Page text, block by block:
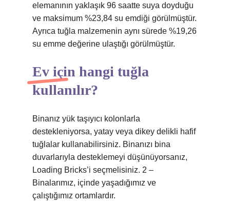
elemanının yaklaşık 96 saatte suya doyduğu
ve maksimum %23,84 su emdiği görülmüştür.
Ayrıca tuğla malzemenin aynı sürede %19,26
su emme değerine ulaştığı görülmüştür.
Ev için hangi tuğla
kullanılır?
Binanız yük taşıyıcı kolonlarla
destekleniyorsa, yatay veya dikey delikli hafif
tuğlalar kullanabilirsiniz. Binanızı bina
duvarlarıyla desteklemeyi düşünüyorsanız,
Loading Bricks’i seçmelisiniz. 2 –
Binalarımız, içinde yaşadığımız ve
çalıştığımız ortamlardır.